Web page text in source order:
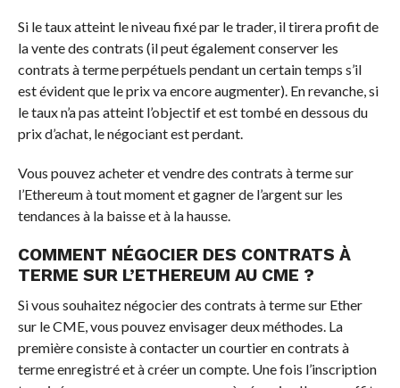
Si le taux atteint le niveau fixé par le trader, il tirera profit de
la vente des contrats (il peut également conserver les
contrats à terme perpétuels pendant un certain temps s’il
est évident que le prix va encore augmenter). En revanche, si
le taux n’a pas atteint l’objectif et est tombé en dessous du
prix d’achat, le négociant est perdant.
Vous pouvez acheter et vendre des contrats à terme sur
l’Ethereum à tout moment et gagner de l’argent sur les
tendances à la baisse et à la hausse.
COMMENT NÉGOCIER DES CONTRATS À
TERME SUR L’ETHEREUM AU CME ?
Si vous souhaitez négocier des contrats à terme sur Ether
sur le CME, vous pouvez envisager deux méthodes. La
première consiste à contacter un courtier en contrats à
terme enregistré et à créer un compte. Une fois l’inscription